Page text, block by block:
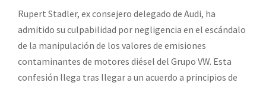
Rupert Stadler, ex consejero delegado de Audi, ha
admitido su culpabilidad por negligencia en el escándalo
de la manipulación de los valores de emisiones
contaminantes de motores diésel del Grupo VW. Esta
confesión llega tras llegar a un acuerdo a principios de